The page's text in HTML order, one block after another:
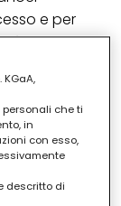
e per
insaporire
polpa va
con fondo
uno
togliere in
parte della
e fate
personali che ti
in
con esso,
descritto di